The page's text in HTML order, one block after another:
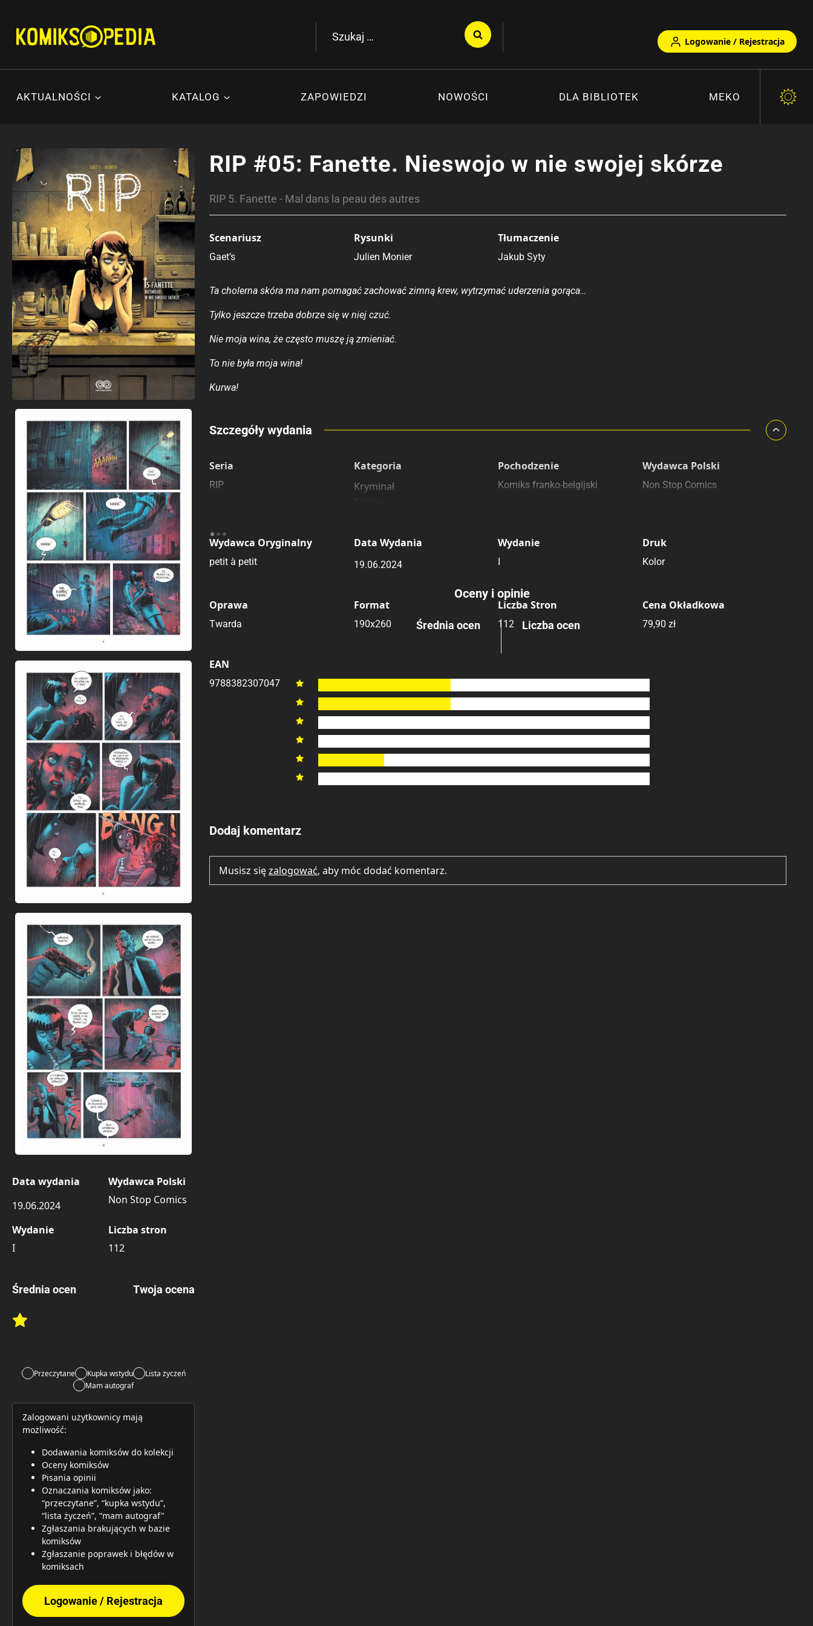
treści
Szukaj:
Logowanie / Rejestracja
AKTUALNOŚCI KATALOG ZAPOWIEDZI NOWOŚCI DLA BIBLIOTEK MEKO
Data wydania
19.06.2024
Wydawca Polski
Non Stop Comics
Wydanie
I
Liczba stron
112
Średnia ocen
Rate this item:
Twoja ocena
Przeczytane Kupka wstydu
Lista życzeń
Mam autograf
Zalogowani użytkownicy mają
możliwość:
Dodawania komiksów do kolekcji
Oceny komiksów
Pisania opinii
Oznaczania komiksów jako:
“przeczytane”, “kupka wstydu”,
“lista życzeń”, “mam autograf"
Zgłaszania brakujących w bazie
komiksów
Zgłaszanie poprawek i błędów w
komiksach
Logowanie / Rejestracja
RIP #05: Fanette. Nieswojo w nie swojej skórze
RIP 5. Fanette - Mal dans la peau des autres
Scenariusz
Gaet’s
Rysunki
Julien Monier
Tłumaczenie
Jakub Syty
Ta cholerna skóra ma nam pomagać zachować zimną krew, wytrzymać uderzenia gorąca…
Tylko jeszcze trzeba dobrze się w niej czuć.
Nie moja wina, że często muszę ją zmieniać.
To nie była moja wina!
Kurwa!
Porównaj ceny
Szczegóły wydania
Seria
RIP
Kategoria
Kryminał
Pochodzenie
Komiks franko-belgijski
Wydawca Polski
Non Stop Comics
Wydawca Oryginalny
petit à petit
Data Wydania
19.06.2024
Wydanie
I
Druk
Kolor
Oprawa
Twarda
Format
190x260
Liczba Stron
112
Cena Okładkowa
79,90 zł
EAN
9788382307047
Oceny i opinie
Średnia ocen Liczba ocen






Dodaj komentarz
Musisz sięzalogować, aby móc dodać komentarz.